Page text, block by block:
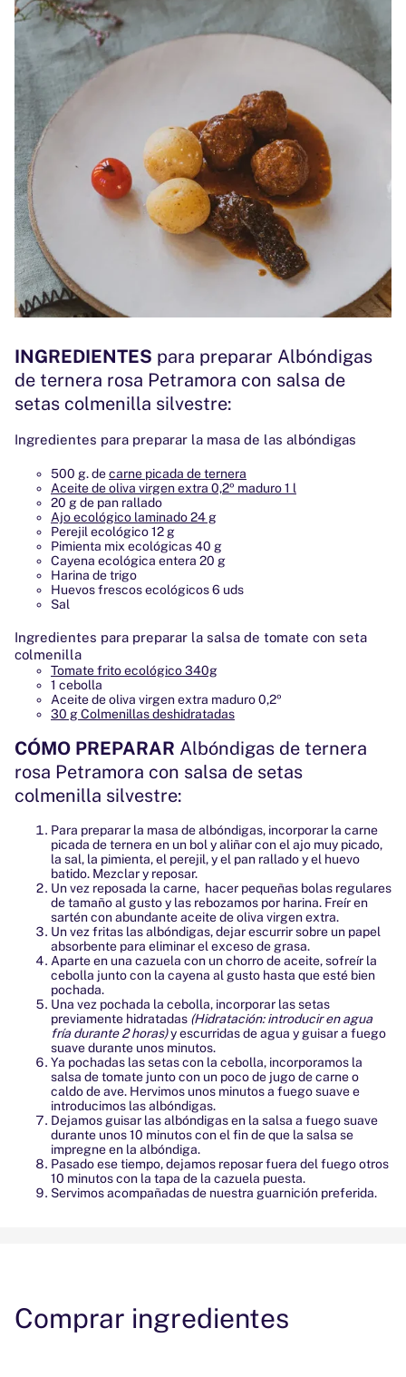
INGREDIENTES para preparar Albóndigas
de ternera rosa Petramora con salsa de
setas colmenilla silvestre:
Ingredientes para preparar la masa de las albóndigas
500 g. decarne picada de ternera
Aceite de oliva virgen extra 0,2º maduro 1 l
20 g de pan rallado
Ajo ecológico laminado 24 g
Perejil ecológico 12 g
Pimienta mix ecológicas 40 g
Cayena ecológica entera 20 g
Harina de trigo
Huevos frescos ecológicos 6 uds
Sal
Ingredientes para preparar la salsa de tomate con seta
colmenilla
Tomate frito ecológico 340g
1 cebolla
Aceite de oliva virgen extra maduro 0,2º
30 g Colmenillas deshidratadas
CÓMO PREPARAR Albóndigas de ternera
rosa Petramora con salsa de setas
colmenilla silvestre:
Para preparar la masa de albóndigas, incorporar la carne
picada de ternera en un bol y aliñar con el ajo muy picado,
la sal, la pimienta, el perejil, y el pan rallado y el huevo
batido. Mezclar y reposar.
Un vez reposada la carne, hacer pequeñas bolas regulares
de tamaño al gusto y las rebozamos por harina. Freír en
sartén con abundante aceite de oliva virgen extra.
Un vez fritas las albóndigas, dejar escurrir sobre un papel
absorbente para eliminar el exceso de grasa.
Aparte en una cazuela con un chorro de aceite, sofreír la
cebolla junto con la cayena al gusto hasta que esté bien
pochada.
Una vez pochada la cebolla, incorporar las setas
previamente hidratadas (Hidratación: introducir en agua
fría durante 2 horas)y escurridas de agua y guisar a fuego
suave durante unos minutos.
Ya pochadas las setas con la cebolla, incorporamos la
salsa de tomate junto con un poco de jugo de carne o
caldo de ave. Hervimos unos minutos a fuego suave e
introducimos las albóndigas.
Dejamos guisar las albóndigas en la salsa a fuego suave
durante unos 10 minutos con el fin de que la salsa se
impregne en la albóndiga.
Pasado ese tiempo, dejamos reposar fuera del fuego otros
10 minutos con la tapa de la cazuela puesta.
Servimos acompañadas de nuestra guarnición preferida.
Comprar ingredientes